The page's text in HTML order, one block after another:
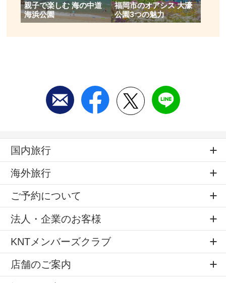
親子で楽しむ 海の中道
海浜公園
福岡市のオアシス 大濠
公園3つの魅力
国内旅行
海外旅行
ご予約について
法人・企業のお客様
KNTメンバーズクラブ
店舗のご案内